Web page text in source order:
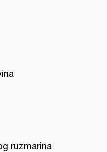
ruzmarina